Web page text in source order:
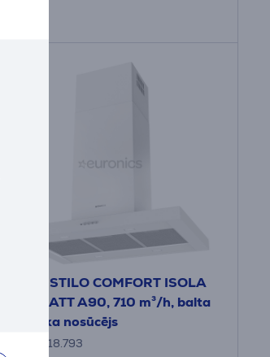
Faber STILO COMFORT ISOLA
WH MATT A90, 710 m³/h, balta
- Tvaika nosūcējs
325.0618.793